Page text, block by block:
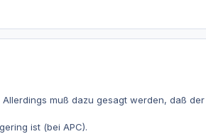
muß dazu gesagt werden, daß
ist (bei APC).